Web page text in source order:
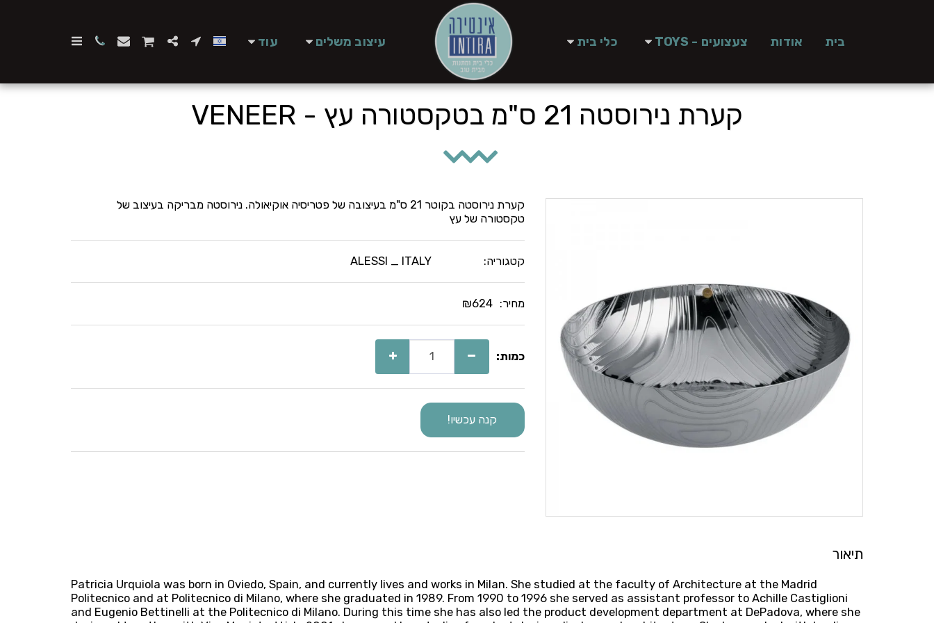
בית אודות צעצועים - TOYS כלי בית עיצוב משלים עוד
קערת נירוסטה 21 ס"מ בטקסטורה עץ - VENEER
קערת נירוסטה בקוטר 21 ס"מ בעיצובה של פטריסיה אוקיאולה. נירוסטה מבריקה בעיצוב של
טקסטורה של עץ
קטגוריה: ALESSI _ ITALY
מחיר: ₪624
כמות:
קנה עכשיו!
תיאור
Patricia Urquiola was born in Oviedo, Spain, and currently lives and works in Milan. She studied at the faculty of Architecture at the Madrid
Politecnico and at Politecnico di Milano, where she graduated in 1989. From 1990 to 1996 she served as assistant professor to Achille Castiglioni
and Eugenio Bettinelli at the Politecnico di Milano. During this time she has also led the product development department at DePadova, where she